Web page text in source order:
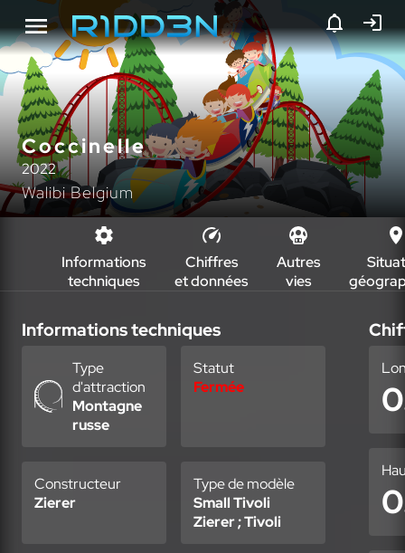
Coccinelle
2022
Walibi Belgium
Informations
techniques
Chiffres
et données
Autres
vies
Informations techniques
Type
d'attraction
Montagne
russe
Statut
Fermée
Constructeur
Zierer
Type de modèle
Small Tivoli
Zierer ; Tivoli